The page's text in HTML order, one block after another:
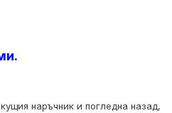
наръчник и погледна назад,